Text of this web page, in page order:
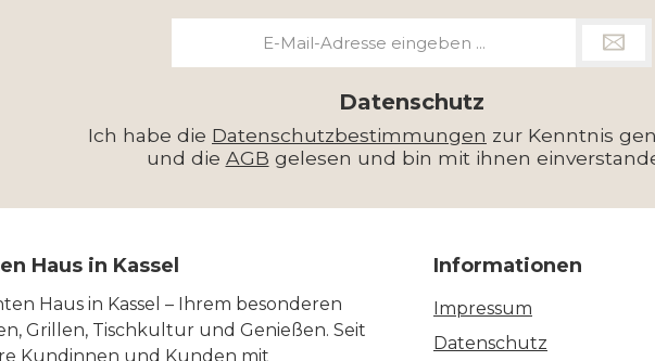
Datenschutz
Ich habe die Datenschutzbestimmungen zur Kenntnis
und die AGB gelesen und bin mit ihnen
Haus in Kassel
Haus in Kassel – Ihrem besonderen
Grillen, Tischkultur und Genießen. Seit
Kundinnen und Kunden mit
Informationen
Impressum
Datenschutz